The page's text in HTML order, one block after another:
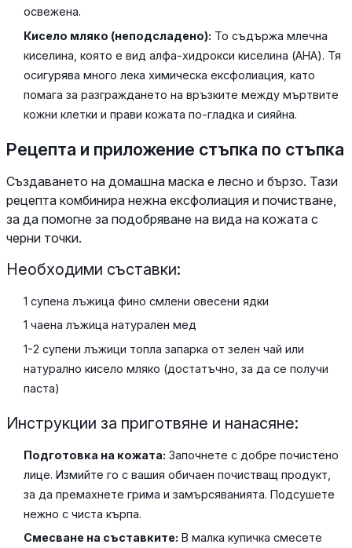
освежена.
Кисело мляко (неподсладено): То съдържа млечна
киселина, която е вид алфа-хидрокси киселина (AHA). Тя
осигурява много лека химическа ексфолиация, като
помага за разграждането на връзките между мъртвите
кожни клетки и прави кожата по-гладка и сияйна.
Рецепта и приложение стъпка по стъпка
Създаването на домашна маска е лесно и бързо. Тази
рецепта комбинира нежна ексфолиация и почистване,
за да помогне за подобряване на вида на кожата с
черни точки.
Необходими съставки:
1 супена лъжица фино смлени овесени ядки
1 чаена лъжица натурален мед
1-2 супени лъжици топла запарка от зелен чай или
натурално кисело мляко (достатъчно, за да се получи
паста)
Инструкции за приготвяне и нанасяне:
Подготовка на кожата: Започнете с добре почистено
лице. Измийте го с вашия обичаен почистващ продукт,
за да премахнете грима и замърсяванията. Подсушете
нежно с чиста кърпа.
Смесване на съставките: В малка купичка смесете